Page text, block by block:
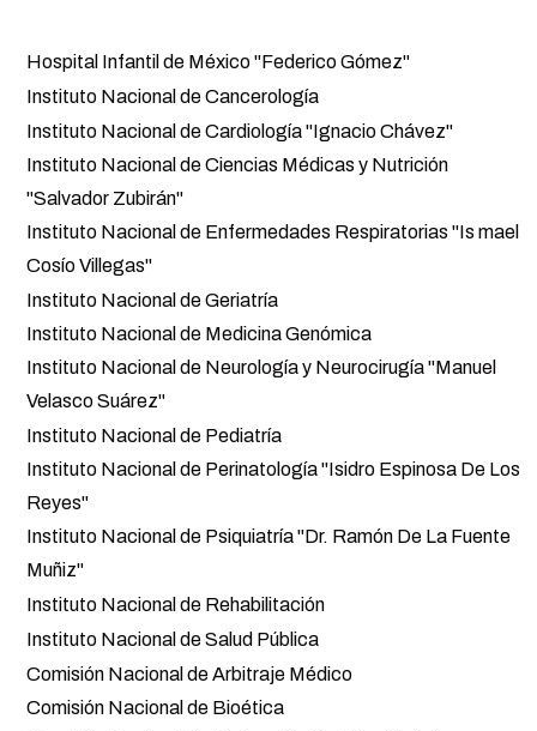
Hospital Infantil de México "Federico Gómez"
Instituto Nacional de Cancerología
Instituto Nacional de Cardiología "Ignacio Chávez"
Instituto Nacional de Ciencias Médicas y Nutrición
"Salvador Zubirán"
Instituto Nacional de Enfermedades Respiratorias "Is mael
Cosío Villegas"
Instituto Nacional de Geriatría
Instituto Nacional de Medicina Genómica
Instituto Nacional de Neurología y Neurocirugía "Manuel
Velasco Suárez"
Instituto Nacional de Pediatría
Instituto Nacional de Perinatología "Isidro Espinosa De Los
Reyes"
Instituto Nacional de Psiquiatría "Dr. Ramón De La Fuente
Muñiz"
Instituto Nacional de Rehabilitación
Instituto Nacional de Salud Pública
Comisión Nacional de Arbitraje Médico
Comisión Nacional de Bioética